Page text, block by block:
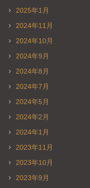
2025年1月
2024年11月
2024年10月
2024年9月
2024年8月
2024年7月
2024年5月
2024年2月
2024年1月
2023年11月
2023年10月
2023年9月